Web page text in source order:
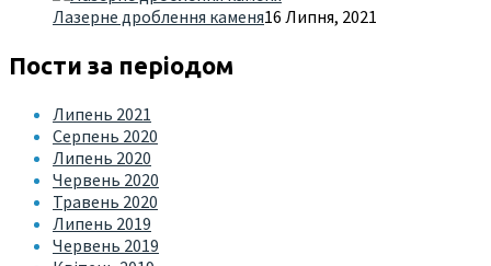
Лазерне дроблення каменя16 Липня, 2021
Пости за періодом
Липень 2021
Серпень 2020
Липень 2020
Червень 2020
Травень 2020
Липень 2019
Червень 2019